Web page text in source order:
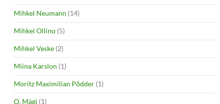
Mihkel Neumann (14)
Mihkel Ollino (5)
Mihkel Veske (2)
Miina Karslon (1)
Moritz Maximilian Põdder (1)
O. Mägi (1)